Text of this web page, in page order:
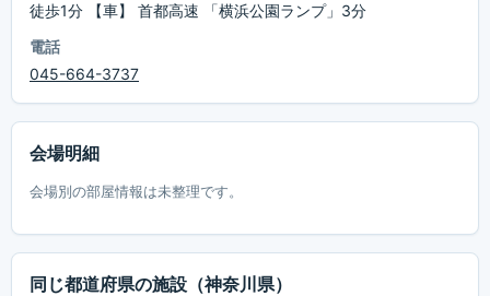
徒歩1分 【車】 首都高速 「横浜公園ランプ」3分
電話
045-664-3737
会場明細
会場別の部屋情報は未整理です。
同じ都道府県の施設 （神奈川県）